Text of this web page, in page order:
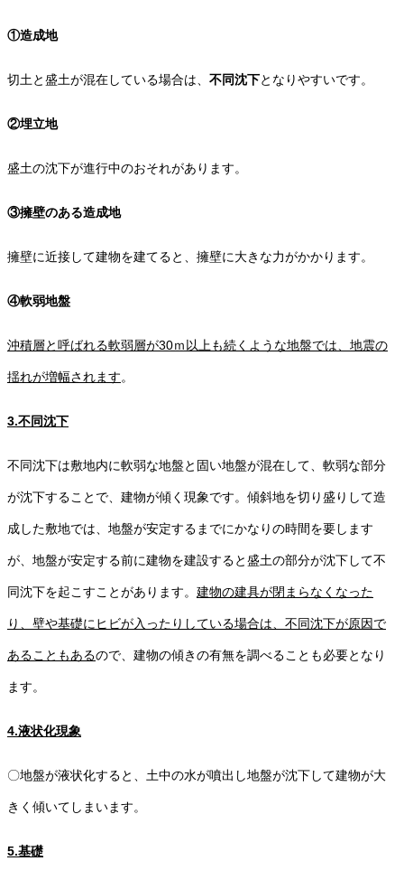
①造成地
切土と盛土が混在している場合は、 不同沈下となりやすいです。
②埋立地
盛土の沈下が進行中のおそれがあります。
③擁壁のある造成地
擁壁に近接して建物を建てると、擁壁に大きな力がかかります。
④軟弱地盤
沖積層と呼ばれる軟弱層が30ｍ以上も続くような地盤では、地震の
揺れが増幅されます。
3.不同沈下
不同沈下は敷地内に軟弱な地盤と固い地盤が混在して、軟弱な部分
が沈下することで、建物が傾く現象です。傾斜地を切り盛りして造
成した敷地では、地盤が安定するまでにかなりの時間を要します
が、地盤が安定する前に建物を建設すると盛土の部分が沈下して不
同沈下を起こすことがあります。 建物の建具が閉まらなくなった
り、壁や基礎にヒビが入ったりしている場合は、不同沈下が原因で
あることもあるので、建物の傾きの有無を調べることも必要となり
ます。
4.液状化現象
〇地盤が液状化すると、土中の水が噴出し地盤が沈下して建物が大
きく傾いてしまいます。
5.基礎